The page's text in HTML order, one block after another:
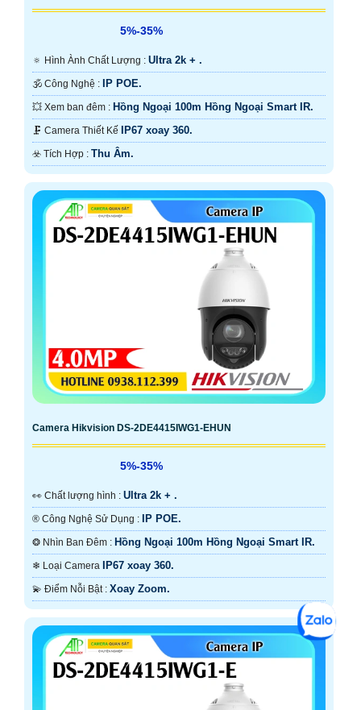
5%-35%
🔅 Hình Ành Chất Lượng : Ultra 2k + .
🕉️ Công Nghệ : IP POE.
💥 Xem ban đêm : Hồng Ngoại 100m Hồng Ngoại Smart IR.
🗜️ Camera Thiết Kế IP67 xoay 360.
️☣️ Tích Hợp : Thu Âm.
Camera Hikvision DS-2DE4415IWG1-EHUN
5%-35%
️👀 Chất lượng hình : Ultra 2k + .
®️ Công Nghệ Sử Dụng : IP POE.
❂ Nhìn Ban Đêm : Hồng Ngoại 100m Hồng Ngoại Smart IR.
❄ Loại Camera IP67 xoay 360.
️💫 Điểm Nỗi Bật : Xoay Zoom.